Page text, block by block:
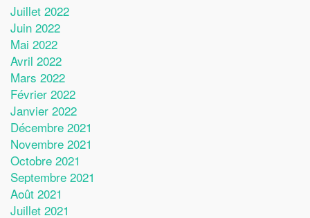
Juillet 2022
Juin 2022
Mai 2022
Avril 2022
Mars 2022
Février 2022
Janvier 2022
Décembre 2021
Novembre 2021
Octobre 2021
Septembre 2021
Août 2021
Juillet 2021